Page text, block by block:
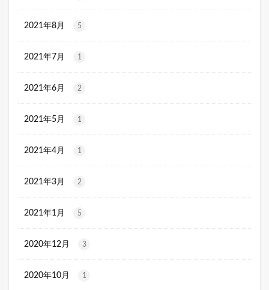
2021年8月 5
2021年7月 1
2021年6月 2
2021年5月 1
2021年4月 1
2021年3月 2
2021年1月 5
2020年12月 3
2020年10月 1